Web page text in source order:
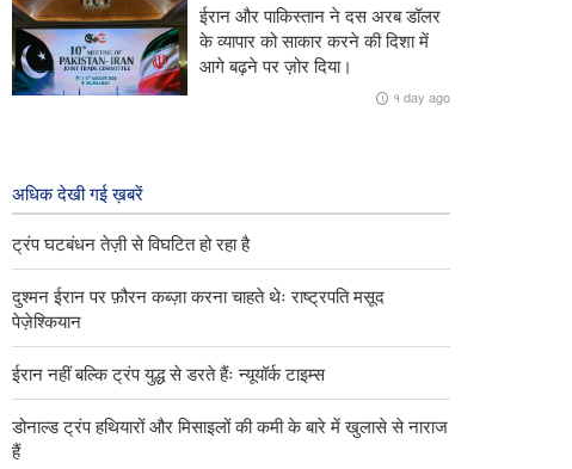
ईरान और पाकिस्तान ने दस अरब डॉलर
के व्यापार को साकार करने की दिशा में
आगे बढ़ने पर ज़ोर दिया।
१ day ago
अधिक देखी गई ख़बरें
ट्रंप घटबंधन तेज़ी से विघटित हो रहा है
दुश्मन ईरान पर फ़ौरन कब्ज़ा करना चाहते थेः राष्ट्रपति मसूद
पेज़ेश्कियान
ईरान नहीं बल्कि ट्रंप युद्ध से डरते हैंः न्यूयॉर्क टाइम्स
डोनाल्ड ट्रंप हथियारों और मिसाइलों की कमी के बारे में खुलासे से नाराज
हैं